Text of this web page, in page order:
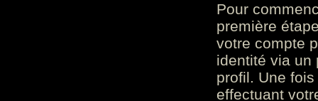
Pour
première
votre compte
identité via un
profil. Une
effectuant